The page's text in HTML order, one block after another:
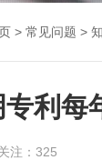
> 常见问题 >
利每
注： 325